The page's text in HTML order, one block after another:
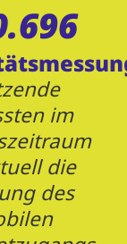
im
die
des